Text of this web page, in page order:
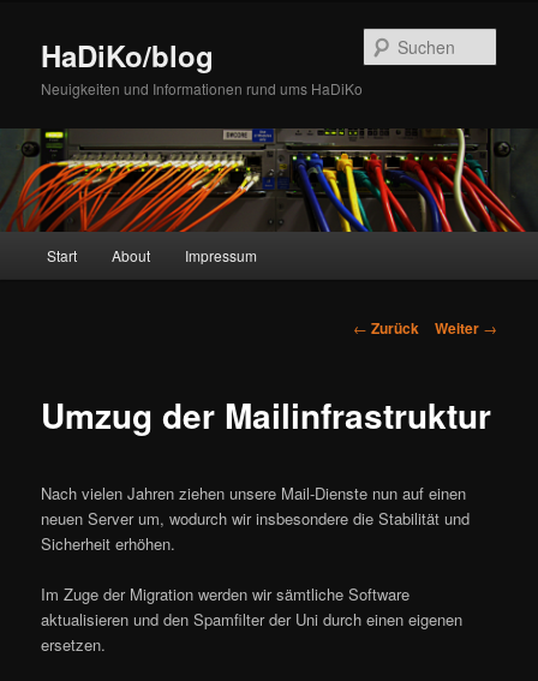
wechselnHaDiKo/blog
Neuigkeiten und Informationen rund ums HaDiKo
Start About Impressum
Beitrags-
← Zurück Weiter →
Umzug der Mailinfrastruktur
Nach vielen Jahren ziehen unsere Mail-Dienste nun auf einen
neuen Server um, wodurch wir insbesondere die Stabilität und
Sicherheit erhöhen.
Im Zuge der Migration werden wir sämtliche Software
aktualisieren und den Spamfilter der Uni durch einen eigenen
ersetzen.